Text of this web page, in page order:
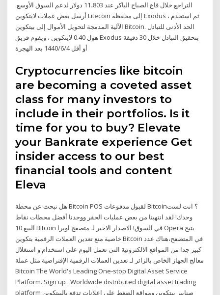
التراجع خلال قاع الصباح الباكر عند 11،803 دولار لدعم السوق الأوسع.
أرسل بعض عملات لايتكوين Litecoin إلى محفظة Exodus ، ثم استخدم
الآلية المدمجة لتحويل الأموال إلى بيتكوين Bitcoin. الحد الأدنى للتبادل
هول 0.40 لايتكوين ، ويقوم فريق Exodus بتحقيق التبادل خلال 30 دقيقة
أو أقل 4‏‏/6‏‏/1440 بعد الهجرة
Cryptocurrencies like bitcoin
are becoming a coveted asset
class for many investors to
include in their portfolios. Is it
time for you to buy? Elevate
your Bankrate experience Get
insider access to our best
financial tools and content
Eleva
هل تبحث عن محطة Bitcoin POS لقبول مدفوعات Bitcoin؟ انت لست
وحدك! لقد انتهينا من بعض عمليات الحفر ووجدنا أفضل محطات نقاط
البيع 10 Bitcoin في السوق! الاصدار الاخير لـ متصفح اوبرا Opera يتيح
خاصية منع تعدين العملات الرقمية بتكوين Bitcoin في المتصفح،هناك عدد
كبير جدا من المواقع الالكترونية التي تعمل اليوم على استخدام و استغلال
معالج الجهاز الخاص بالزائر لـ تعدين العملات الرقمية الإفتراضية مثل عملة
Bitcoin The World's Leading One-stop Digital Asset Service
Platform. Sign up . Worldwide distributed digital asset trading
platform صنابير بيتكوين ومواقع الضغط على إعلانات تدفع بالبيتكوين